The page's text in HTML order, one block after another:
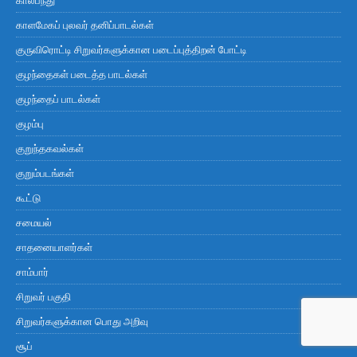
காளமேகப் புலவர் தனிப்பாடல்கள்
குருவிரொட்டி சிறுவர்களுக்கான படைப்புத்திறன் போட்டி
குழந்தைகள் படைத்த பாடல்கள்
குழந்தைப் பாடல்கள்
குழம்பு
குறுந்தகவல்கள்
குறும்படங்கள்
கூட்டு
சமையல்
சாதனையாளர்கள்
சாம்பார்
சிறுவர் பகுதி
சிறுவர்களுக்கான பொது அறிவு
சூப்